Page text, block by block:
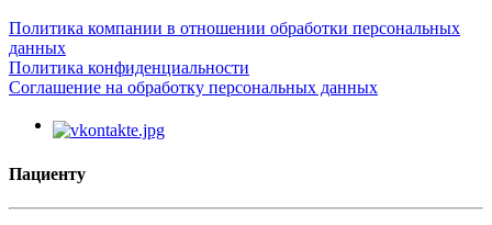
Политика компании в отношении обработки персональных
данных
Политика конфиденциальности
Соглашение на обработку персональных данных
Пациенту